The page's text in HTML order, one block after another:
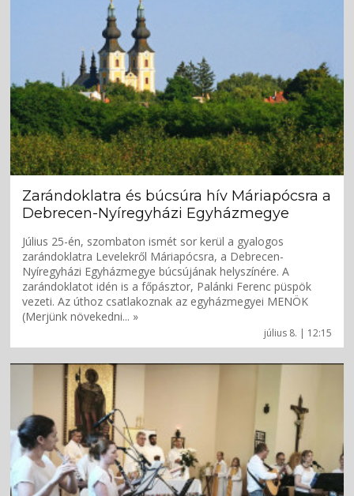
július 8. | 12:15
Zarándoklatra és búcsúra hív Máriapócsra a
Debrecen-Nyíregyházi Egyházmegye
Július 25-én, szombaton ismét sor kerül a gyalogos
zarándoklatra Levelekről Máriapócsra, a Debrecen-
Nyíregyházi Egyházmegye búcsújának helyszínére. A
zarándoklatot idén is a főpásztor, Palánki Ferenc püspök
vezeti. Az úthoz csatlakoznak az egyházmegyei MENÖK
(Merjünk növekedni... »